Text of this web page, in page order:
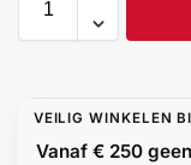
VEILIG WINKELEN
Vanaf € 250